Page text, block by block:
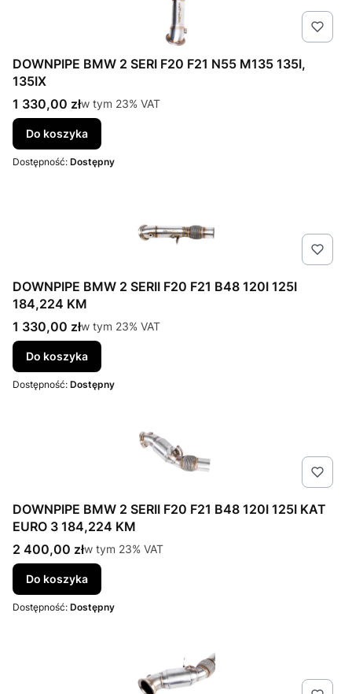
DOWNPIPE BMW 2 SERI F20 F21 N55 M135 135I,
135IX
Cena brutto
1 330,00 złw tym %s VAT
w tym 23% VAT
Do koszyka
Dostępność: Dostępny
DOWNPIPE BMW 2 SERII F20 F21 B48 120I 125I
184,224 KM
Cena brutto
1 330,00 złw tym %s VAT
w tym 23% VAT
Do koszyka
Dostępność: Dostępny
DOWNPIPE BMW 2 SERII F20 F21 B48 120I 125I KAT
EURO 3 184,224 KM
Cena brutto
2 400,00 złw tym %s VAT
w tym 23% VAT
Do koszyka
Dostępność: Dostępny